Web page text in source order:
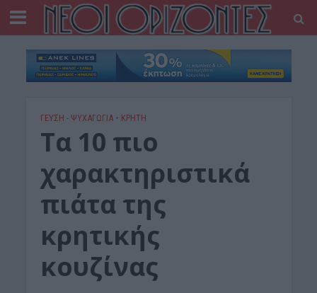
ΓΕΎΣΗ - ΨΥΧΑΓΩΓΊΑ • ΚΡΗΤΗ
Τα 10 πιο
χαρακτηριστικά
πιάτα της
κρητικής
κουζίνας